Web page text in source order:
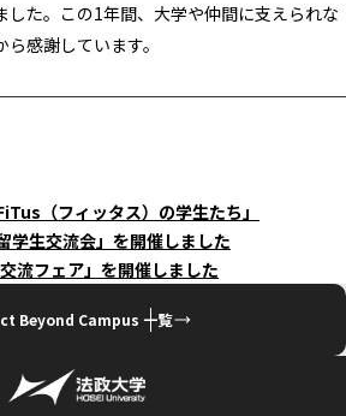
した。この1年間、大学や仲間に支えられな
感謝しています。
（フィッタス）の学生たち」
学生交流会」を開催しました
流フェア」を開催しました
Beyond Campus 一覧